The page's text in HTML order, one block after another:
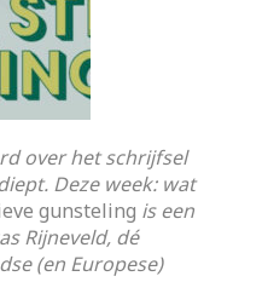
over het schrijfsel
Deze week: wat
gunsteling is een
Rijneveld, dé
(en Europese)